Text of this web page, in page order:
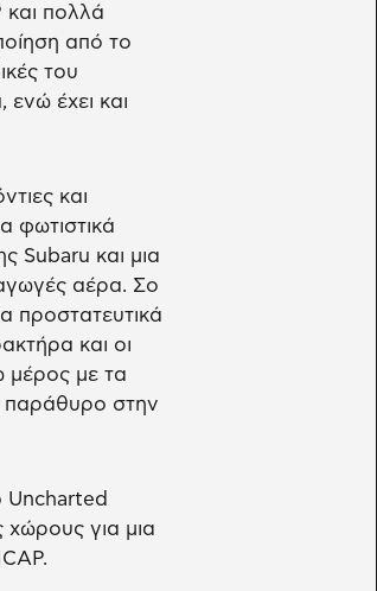
και πολλά
από το
του
έχει και
και
φωτιστικά
Subaru και μια
αέρα. Σο
προστατευτικά
και οι
μέρος με τα
παράθυρο στην
Uncharted
για μια